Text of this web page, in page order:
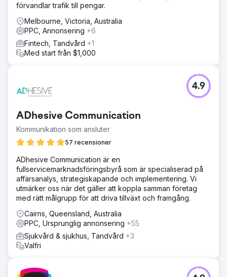
förvandlar trafik till pengar.
Melbourne, Victoria, Australia
PPC, Annonsering +6
Fintech, Tandvård +1
Med start från $1,000
ADhesive Communication
Kommunikation som ansluter
57 recensioner
4.9
ADhesive Communication är en
fullservicemarknadsföringsbyrå som är specialiserad på
affärsanalys, strategiskapande och implementering. Vi
utmärker oss när det gäller att koppla samman företag
med rätt målgrupp för att driva tillväxt och framgång.
Cairns, Queensland, Australia
PPC, Ursprunglig annonsering +55
Sjukvård & sjukhus, Tandvård +3
Valfri